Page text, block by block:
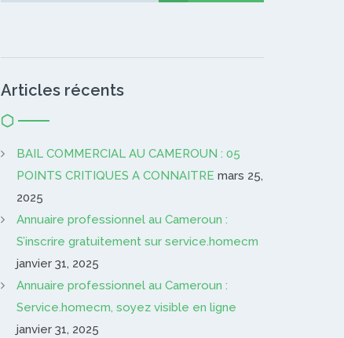
Articles récents
BAIL COMMERCIAL AU CAMEROUN : 05
POINTS CRITIQUES A CONNAITRE mars 25,
2025
Annuaire professionnel au Cameroun :
S’inscrire gratuitement sur service.homecm
janvier 31, 2025
Annuaire professionnel au Cameroun :
Service.homecm, soyez visible en ligne
janvier 31, 2025